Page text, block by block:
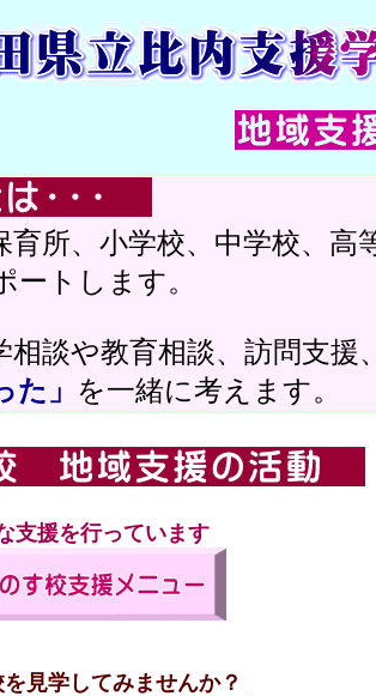
所、小学校、中学校、高
ートします。
談や教育相談、訪問支援
た」 を一緒に考えます。
支援を行っています
見学してみませんか？